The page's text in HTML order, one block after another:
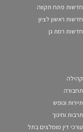
חדשות פתח תקווה
חדשות ראשון לציון
חדשות רמת גן
קהילה
תחבורה
תיירות ונופש
תרבות וחינוך
עורכי דין מומלצים בתל